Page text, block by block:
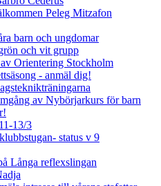
Peleg Mitzafon
barn och ungdomar
och vit grupp
Orientering Stockholm
- anmäl dig!
av Nybörjarkurs för barn
13/3
status v 9
Långa reflexslingan